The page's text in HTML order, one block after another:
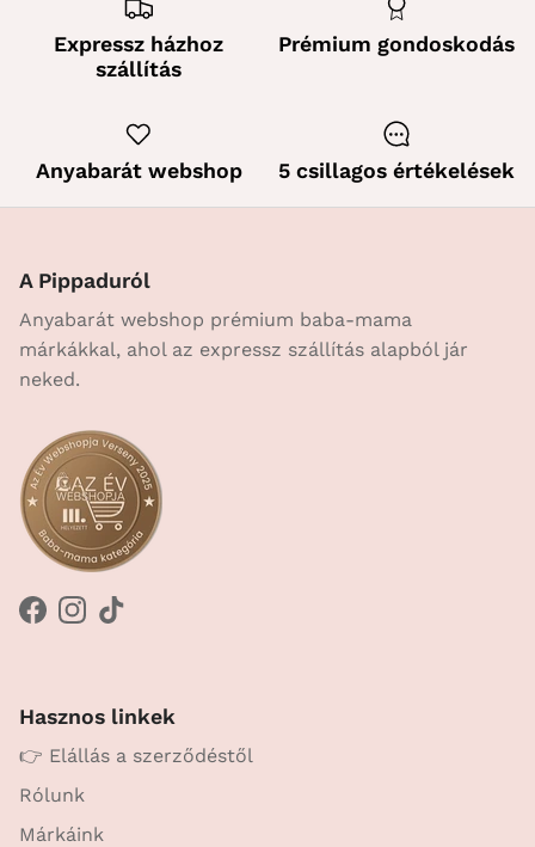
Expressz házhoz
szállítás
Prémium gondoskodás
Anyabarát webshop 5 csillagos értékelések
A Pippaduról
Anyabarát webshop prémium baba-mama
márkákkal, ahol az expressz szállítás alapból jár
neked.
Facebook
Instagram
TikTok
Hasznos linkek
👉 Elállás a szerződéstől
Rólunk
Márkáink